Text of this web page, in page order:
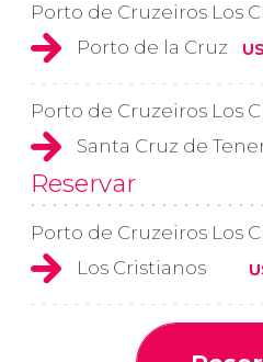
Porto de Cruzeiros Los
Porto de la Cruz
Porto de Cruzeiros Los
Santa Cruz de
Reservar
Porto de Cruzeiros Los
Los Cristianos